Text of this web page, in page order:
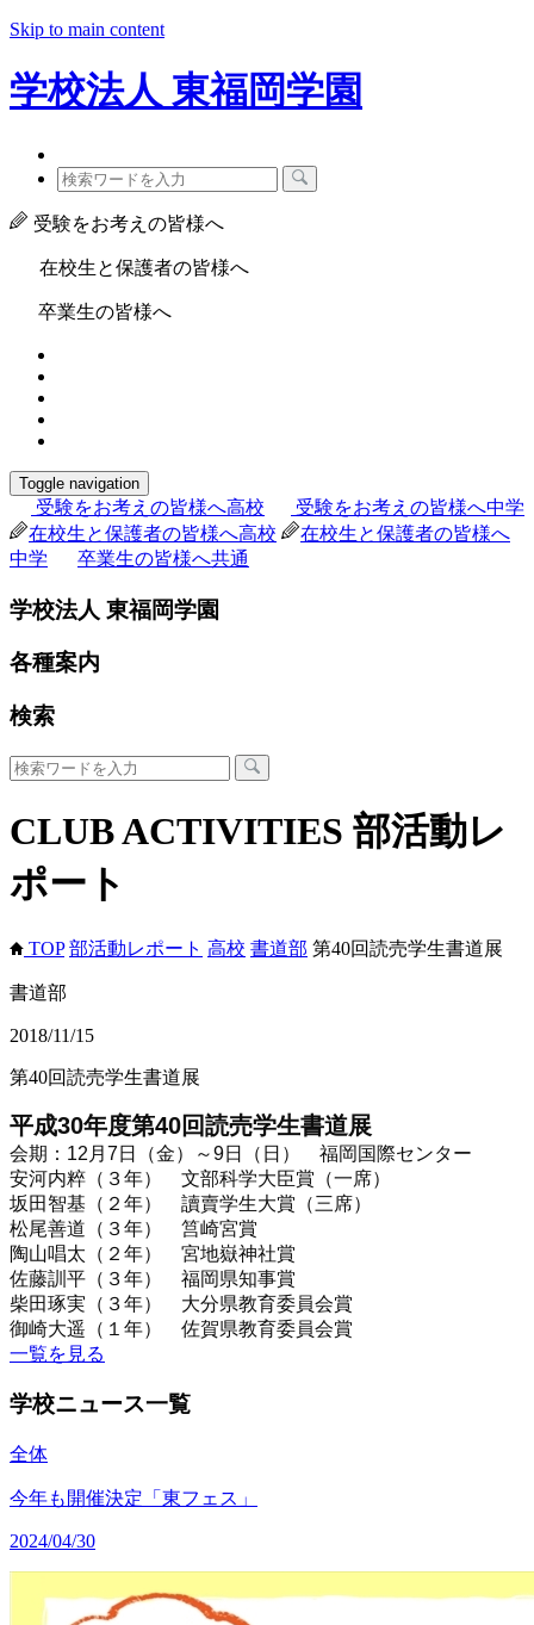
Skip to main content
学校法人 東福岡学園
受験をお考えの皆様へ
在校生と保護者の皆様へ
卒業生の皆様へ
Toggle navigation
受験をお考えの皆様へ高校 受験をお考えの皆様へ中学
在校生と保護者の皆様へ高校
在校生と保護者の皆様へ
中学
卒業生の皆様へ共通
学校法人 東福岡学園
各種案内
検索
CLUB ACTIVITIES 部活動レ
ポート
TOP 部活動レポート 高校 書道部 第40回読売学生書道展
書道部
2018/11/15
第40回読売学生書道展
平成30年度第40回読売学生書道展
会期： 12 月 7 日（金）～9日（日） 福岡国際センター
安河内粹（３年） 文部科学大臣賞（一席）
坂田智基（２年） 讀賣学生大賞（三席）
松尾善道（３年） 筥崎宮賞
陶山唱太（２年） 宮地嶽神社賞
佐藤訓平（３年） 福岡県知事賞
柴田琢実（３年） 大分県教育委員会賞
御崎大遥（１年） 佐賀県教育委員会賞
一覧を見る
学校ニュース一覧
全体
今年も開催決定「東フェス」
2024/04/30